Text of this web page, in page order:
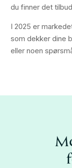
du finner det
I 2025 er
som dekker dine
eller noen